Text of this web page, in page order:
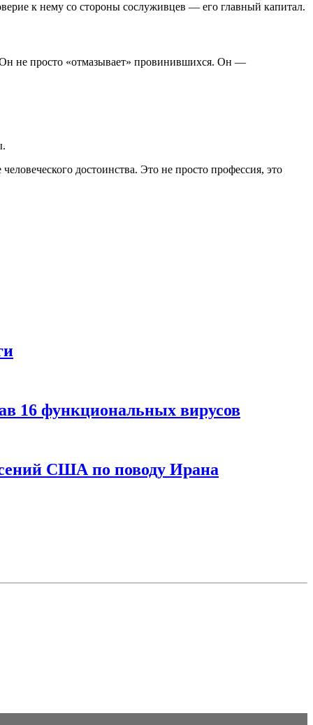
к нему со стороны сослуживцев — его главный капитал.
Он не просто «отмазывает» провинившихся. Он —
достоинства. Это не просто профессия, это
16 функциональных вирусов
США по поводу Ирана